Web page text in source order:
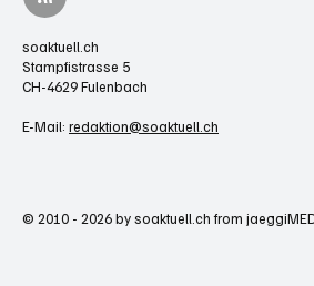
soaktuell.ch
Stampfistrasse 5
CH-4629 Fulenbach
E-Mail: redaktion@soaktuell.ch
© 2010 - 2026 by soaktuell.ch from